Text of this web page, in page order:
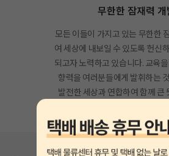
무한한 잠재력 개
모든 이들이 가지고 있는 무한한
여 세상에 내보일 수 있도록 헌신
되고자 노력하고 있습니다. 교육
향력을 여러분들에게 발휘하는
발전한 세상과 연합하여 함께 큰